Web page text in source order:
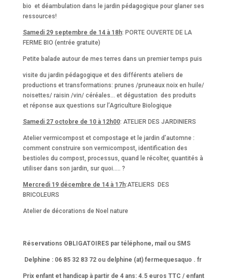
bio et déambulation dans le jardin pédagogique pour glaner ses
ressources!
Samedi 29 septembre de 14 à 18h: PORTE OUVERTE DE LA
FERME BIO (entrée gratuite)
Petite balade autour de mes terres dans un premier temps puis
visite du jardin pédagogique et des différents ateliers de
productions et transformations: prunes /pruneaux noix en huile/
noisettes/ raisin /vin/ céréales… et dégustation des produits
et réponse aux questions sur l’Agriculture Biologique
Samedi 27 octobre de 10 à 12h00: ATELIER DES JARDINIERS
Atelier vermicompost et compostage et le jardin d’automne :
comment construire son vermicompost, identification des
bestioles du compost, processus, quand le récolter, quantités à
utiliser dans son jardin, sur quoi….. ?
Mercredi 19 décembre de 14 à 17h:ATELIERS DES
BRICOLEURS
Atelier de décorations de Noel nature
Réservations OBLIGATOIRES par téléphone, mail ou SMS
Delphine : 06 85 32 83 72 ou delphine (at) fermequesaquo . fr
Prix enfant et handicap à partir de 4 ans: 4.5 euros TTC / enfant